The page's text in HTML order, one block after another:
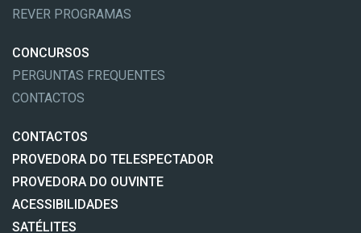
REVER PROGRAMAS
CONCURSOS
PERGUNTAS FREQUENTES
CONTACTOS
CONTACTOS
PROVEDORA DO TELESPECTADOR
PROVEDORA DO OUVINTE
ACESSIBILIDADES
SATÉLITES